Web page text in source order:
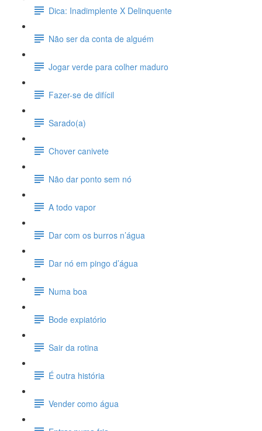
Dica: Inadimplente X Delinquente
Não ser da conta de alguém
Jogar verde para colher maduro
Fazer-se de difícil
Sarado(a)
Chover canivete
Não dar ponto sem nó
A todo vapor
Dar com os burros n’água
Dar nó em pingo d’água
Numa boa
Bode expiatório
Sair da rotina
É outra história
Vender como água